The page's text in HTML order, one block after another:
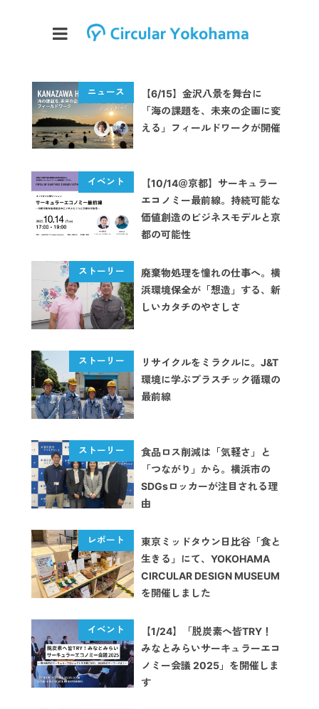
【6/15】金沢八景を舞台に
「海の課題を、未来の企画に変
える」フィールドワークが開催
【10/14＠京都】サーキュラー
エコノミー最前線。持続可能な
価値創造のビジネスモデルと京
都の可能性
廃棄物処理を憧れの仕事へ。横
浜環境保全が「想造」する、新
しいカタチのやさしさ
リサイクルをミラクルに。J&T
環境に学ぶプラスチック循環の
最前線
食品ロス削減は「気軽さ」と
「つながり」から。横浜市の
SDGsロッカーが注目される理
由
東京ミッドタウン日比谷「食と
生きる」にて、YOKOHAMA
CIRCULAR DESIGN MUSEUM
を開催しました
【1/24】「脱炭素へ皆TRY！
みなとみらいサーキュラーエコ
ノミー会議 2025」を開催しま
す